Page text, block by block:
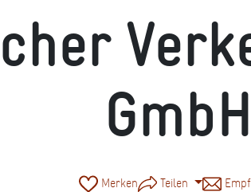
GmbH
Merken Teilen